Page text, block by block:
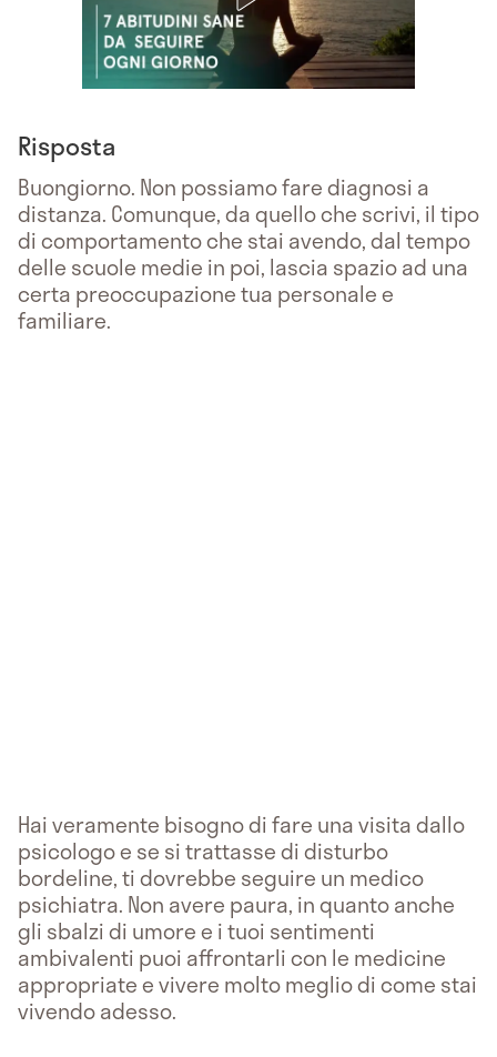
Risposta
Buongiorno. Non possiamo fare diagnosi a
distanza. Comunque, da quello che scrivi, il tipo
di comportamento che stai avendo, dal tempo
delle scuole medie in poi, lascia spazio ad una
certa preoccupazione tua personale e
familiare.
Hai veramente bisogno di fare una visita dallo
psicologo e se si trattasse di disturbo
bordeline, ti dovrebbe seguire un medico
psichiatra. Non avere paura, in quanto anche
gli sbalzi di umore e i tuoi sentimenti
ambivalenti puoi affrontarli con le medicine
appropriate e vivere molto meglio di come stai
vivendo adesso.